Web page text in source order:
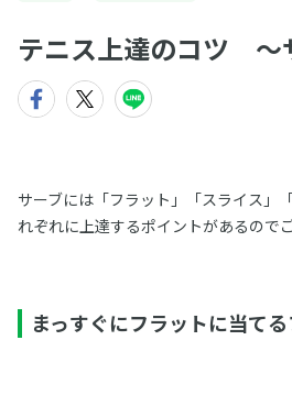
テニス上達のコツ 〜
サーブには「フラット」「スライス」
れぞれに上達するポイントがあるので
まっすぐにフラットに当て